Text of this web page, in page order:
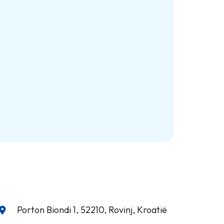
Porton Biondi 1, 52210, Rovinj, Kroatië